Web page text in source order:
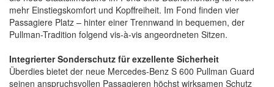
mehr Einstiegskomfort und Kopffreiheit. Im Fond finden vier
Passagiere Platz – hinter einer Trennwand in bequemen, der
Pullman-Tradition folgend vis-à-vis angeordneten Sitzen.
Integrierter Sonderschutz für exzellente Sicherheit
Überdies bietet der neue Mercedes-Benz S 600 Pullman Guard
seinen anspruchsvollen Passagieren höchst wirksamen Schutz